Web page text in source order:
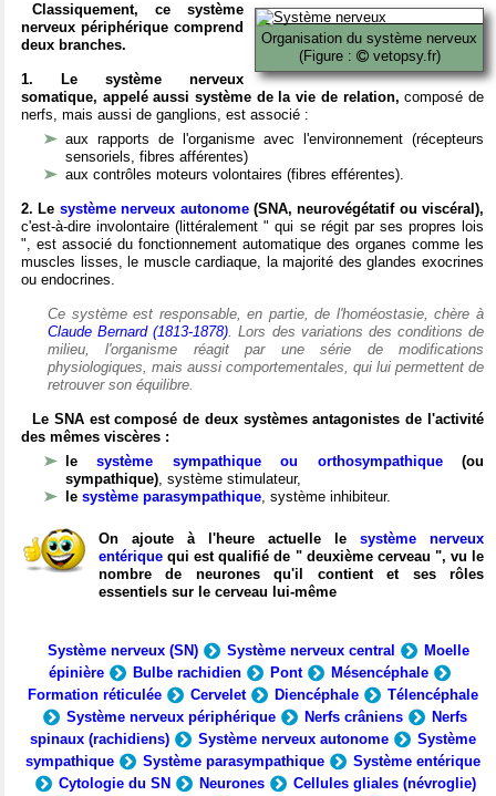
Organisation du système nerveux
(Figure :
vetopsy.fr)
Classiquement, ce système
nerveux périphérique comprend
deux branches.
1. Le système nerveux
somatique, appelé aussi système de la vie de relation, composé de
nerfs, mais aussi de ganglions, est associé :
aux rapports de l'organisme avec l'environnement (récepteurs
sensoriels, fibres afférentes)
aux contrôles moteurs volontaires (fibres efférentes).
2. Le système nerveux autonome(SNA, neurovégétatif ou viscéral),
c'est-à-dire involontaire (littéralement " qui se régit par ses propres lois
", est associé du fonctionnement automatique des organes comme les
muscles lisses, le muscle cardiaque, la majorité des glandes exocrines
ou endocrines.
Ce système est responsable, en partie, de l'homéostasie, chère à
Claude Bernard (1813-1878). Lors des variations des conditions de
milieu, l'organisme réagit par une série de modifications
physiologiques, mais aussi comportementales, qui lui permettent de
retrouver son équilibre.
Le SNA est composé de deux systèmes antagonistes de l'activité
des mêmes viscères :
lesystème sympathique ou orthosympathique(ou
sympathique), système stimulateur,
le système parasympathique, système inhibiteur.
On ajoute à l'heure actuelle le système nerveux
entérique qui est qualifié de " deuxième cerveau ", vu le
nombre de neurones qu'il contient et ses rôles
essentiels sur le cerveau lui-même
Système nerveux (SN) Système nerveux central
Moelle
épinière
Bulbe rachidien Pont
Mésencéphale
Formation réticulée
Cervelet Diencéphale
Télencéphale
Système nerveux périphérique
Nerfs crâniens
Nerfs
spinaux (rachidiens)
Système nerveux autonome
Système
sympathique
Système parasympathique
Système entérique
Cytologie du SN
Neurones
Cellules gliales (névroglie)